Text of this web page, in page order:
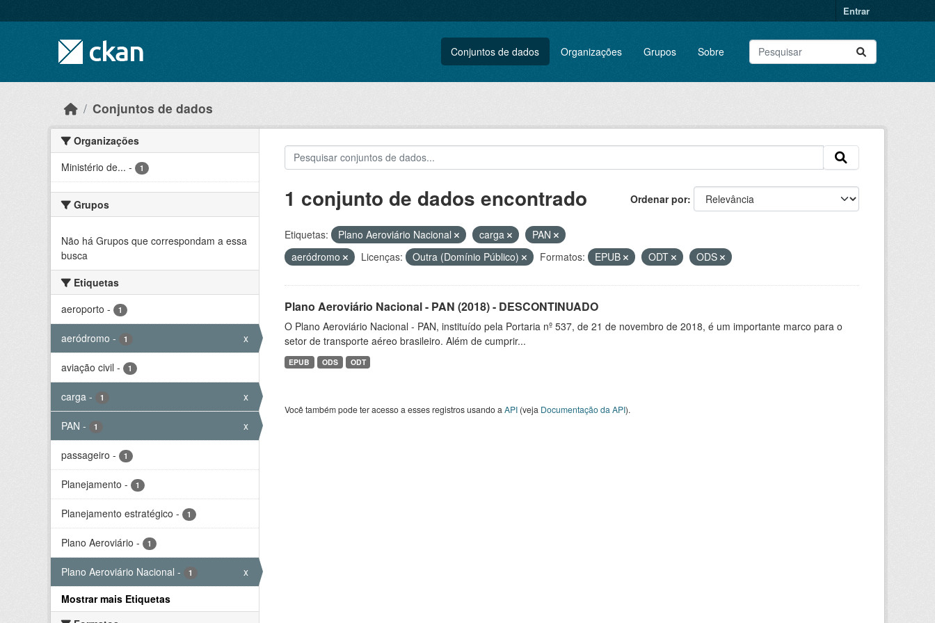
Entrar
Conjuntos de dados Organizações Grupos Sobre
Conjuntos de dados
Organizações
Ministério de... - 1
Grupos
Não há Grupos que correspondam a essa
busca
Etiquetas
aeroporto - 1
aeródromo - 1 x
aviação civil - 1
carga - 1 x
PAN - 1 x
passageiro - 1
Planejamento - 1
Planejamento estratégico - 1
Plano Aeroviário - 1
Plano Aeroviário Nacional - 1
x
Mostrar mais Etiquetas
Ordenar por
1 conjunto de dados encontrado
Etiquetas: Plano Aeroviário Nacional carga
PAN
aeródromo
Licenças: Outra (Domínio Público) Formatos: EPUB ODT ODS
Plano Aeroviário Nacional - PAN (2018) - DESCONTINUADO
O Plano Aeroviário Nacional - PAN, instituído pela Portaria nº 537, de 21 de novembro de 2018, é um importante marco para o
setor de transporte aéreo brasileiro. Além de cumprir...
EPUB ODS ODT
Você também pode ter acesso a esses registros usando a API(veja Documentação da API).